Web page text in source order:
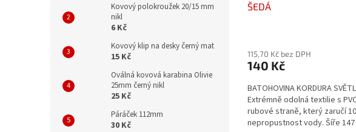
Kovový polokroužek 20/15 mm
nikl
6 Kč
Kovový klip na desky černý mat
15 Kč
Oválná kovová karabina Olivie
25mm černý nikl
25 Kč
Páráček 112mm
30 Kč
ŠEDÁ
115,70 Kč bez DPH
140 Kč
BATOHOVINA KORDURA
Extrémně odolná textilie s
rubové straně, který zaručí
nepropustnost vody. Šíře